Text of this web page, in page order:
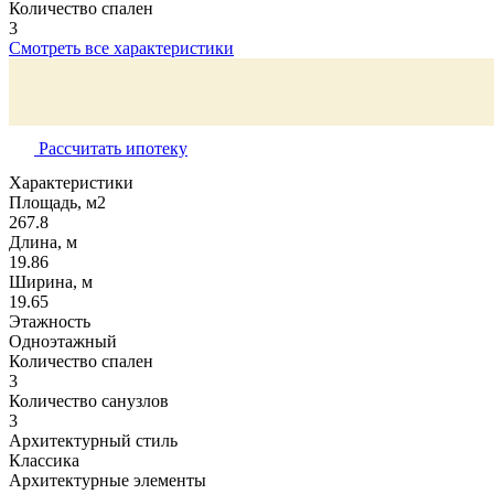
Количество спален
3
Смотреть все характеристики
Рассчитать ипотеку
Характеристики
Площадь, м2
267.8
Длина, м
19.86
Ширина, м
19.65
Этажность
Одноэтажный
Количество спален
3
Количество санузлов
3
Архитектурный стиль
Классика
Архитектурные элементы